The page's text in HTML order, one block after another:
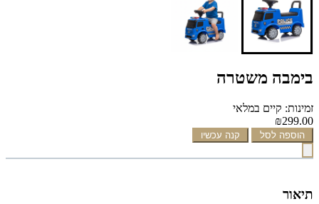
בימבה משטרה
זמינות: קיים במלאי
₪299.00
הוספה לסל קנה עכשיו
תיאור